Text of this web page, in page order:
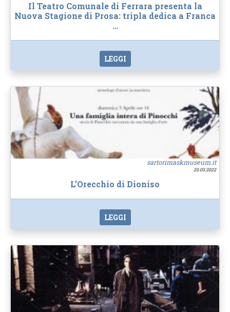
Il Teatro Comunale di Ferrara presenta la
Nuova Stagione di Prosa: tripla dedica a Franca
…
LEGGI
sartorimaskmuseum.it
20.03.2022
L’Orecchio di Dioniso
LEGGI